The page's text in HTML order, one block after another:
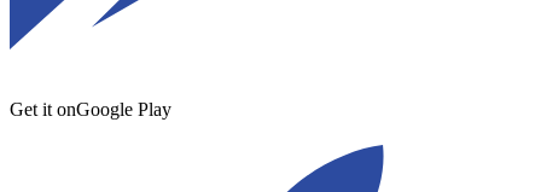
Get it onGoogle Play